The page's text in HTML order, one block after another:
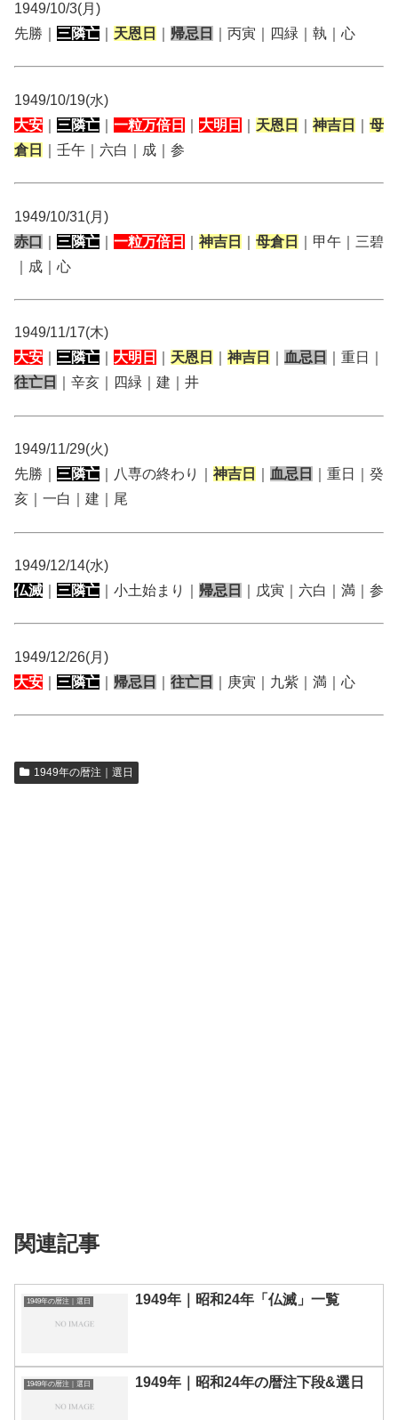
1949/10/3(月)
先勝｜ 三隣亡 天恩日 帰忌日 ｜丙寅｜四緑｜執｜心
1949/10/19(水)
大安
三隣亡 一粒万倍日 大明日 天恩日 神吉日
母
倉日
｜壬午｜六白｜成｜参
1949/10/31(月)
赤口
三隣亡 一粒万倍日 神吉日 母倉日
｜甲午｜三碧
｜成｜心
1949/11/17(木)
大安
三隣亡 大明日 天恩日 神吉日 血忌日
｜重日｜
往亡日
｜辛亥｜四緑｜建｜井
1949/11/29(火)
先勝｜ 三隣亡 ｜八専の終わり｜ 神吉日 血忌日
｜重日｜癸
亥｜一白｜建｜尾
1949/12/14(水)
仏滅
三隣亡 ｜小土始まり｜ 帰忌日 ｜戊寅｜六白｜満｜参
1949/12/26(月)
大安
三隣亡 帰忌日 往亡日 ｜庚寅｜九紫｜満｜心
1949年の暦注｜選日
関連記事
1949年の暦注｜選日 1949年｜昭和24年「仏滅」一覧
1949年の暦注｜選日 1949年｜昭和24年の暦注下段&選日